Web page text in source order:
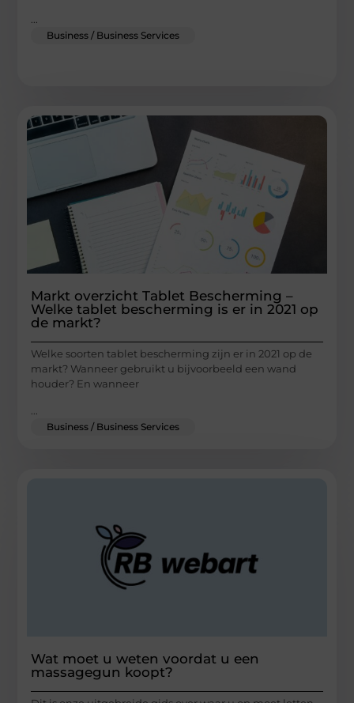
Business / Business Services
Markt overzicht Tablet Bescherming –
Welke tablet bescherming is er in 2021 op
de markt?
Welke soorten tablet bescherming zijn er in 2021 op de
markt? Wanneer gebruikt u bijvoorbeeld een wand
houder? En wanneer
Business / Business Services
Wat moet u weten voordat u een
massagegun koopt?